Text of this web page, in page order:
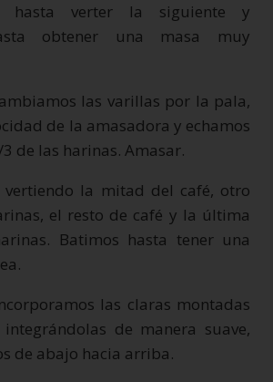
hasta verter la siguiente y
obtener una masa muy
las varillas por la pala,
de la amasadora y echamos
de las harinas. Amasar.
vertiendo la mitad del café, otro
el resto de café y la última
Batimos hasta tener una
las claras montadas
de manera suave,
de abajo hacia arriba.